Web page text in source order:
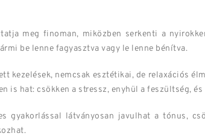
meg finoman, miközben serkenti a
be lenne fagyasztva vagy le lenne bénítva.
kezelések, nemcsak esztétikai, de relaxációs
hat: csökken a stressz, enyhül a feszültség,
gyakorlással látványosan javulhat a tónus,